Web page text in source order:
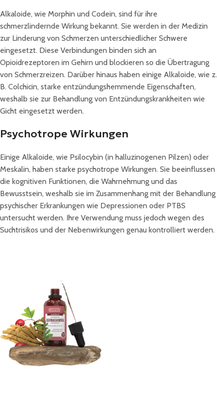
Alkaloide, wie Morphin und Codein, sind für ihre
schmerzlindernde Wirkung bekannt. Sie werden in der Medizin
zur Linderung von Schmerzen unterschiedlicher Schwere
eingesetzt. Diese Verbindungen binden sich an
Opioidrezeptoren im Gehirn und blockieren so die Übertragung
von Schmerzreizen. Darüber hinaus haben einige Alkaloide, wie z.
B. Colchicin, starke entzündungshemmende Eigenschaften,
weshalb sie zur Behandlung von Entzündungskrankheiten wie
Gicht eingesetzt werden.
Psychotrope Wirkungen
Einige Alkaloide, wie Psilocybin (in halluzinogenen Pilzen) oder
Meskalin, haben starke psychotrope Wirkungen. Sie beeinflussen
die kognitiven Funktionen, die Wahrnehmung und das
Bewusstsein, weshalb sie im Zusammenhang mit der Behandlung
psychischer Erkrankungen wie Depressionen oder PTBS
untersucht werden. Ihre Verwendung muss jedoch wegen des
Suchtrisikos und der Nebenwirkungen genau kontrolliert werden.